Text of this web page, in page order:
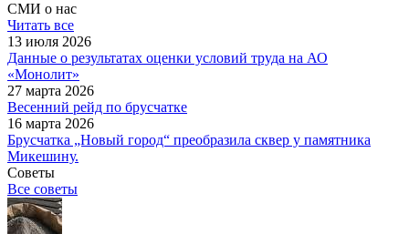
СМИ о нас
Читать все
13 июля 2026
Данные о результатах оценки условий труда на АО
«Монолит»
27 марта 2026
Весенний рейд по брусчатке
16 марта 2026
Брусчатка „Новый город“ преобразила сквер у памятника
Микешину.
Советы
Все советы